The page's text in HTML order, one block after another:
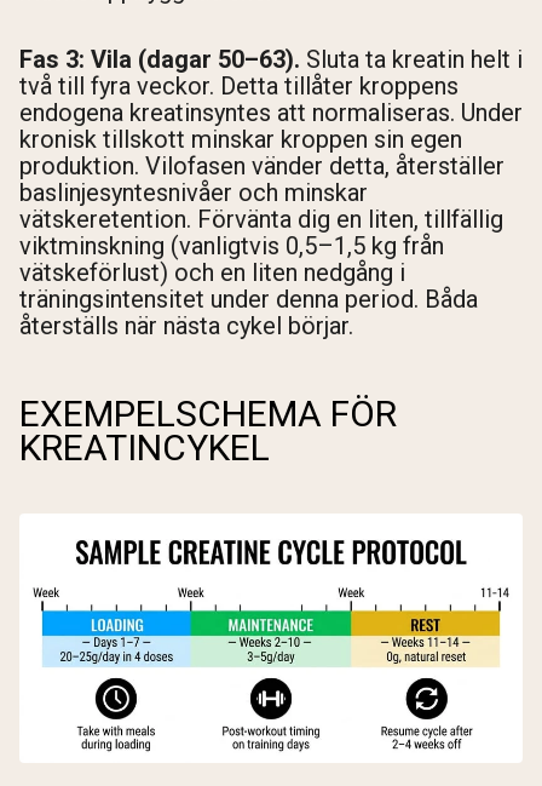
Fas 3: Vila (dagar 50–63). Sluta ta kreatin helt i
två till fyra veckor. Detta tillåter kroppens
endogena kreatinsyntes att normaliseras. Under
kronisk tillskott minskar kroppen sin egen
produktion. Vilofasen vänder detta, återställer
baslinjesyntesnivåer och minskar
vätskeretention. Förvänta dig en liten, tillfällig
viktminskning (vanligtvis 0,5–1,5 kg från
vätskeförlust) och en liten nedgång i
träningsintensitet under denna period. Båda
återställs när nästa cykel börjar.
EXEMPELSCHEMA FÖR
KREATINCYKEL